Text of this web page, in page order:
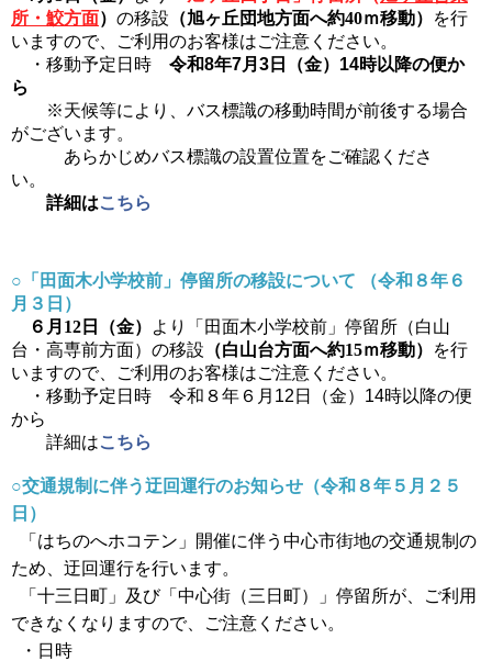
所・鮫方面） の移設 （旭ヶ丘団地方面へ約40ｍ移動）
を行
いますので、
ご利用のお客様はご注意ください。
・移動予定日時 令和8年7月3日（金）14時以降の便か
ら
※天候等により、バス標識の移動時間が前後する場合
がございます。
あらかじめバス標識の設置位置をご確認くださ
い。
詳細はこちら
○「田面木小学校前」停留所の移設について （令和８年６
月３日）
６月12日（金）
より「田面木小学校前」停留所（白山
台・高専前方面）の移設 （白山台方面へ約15ｍ移動）
を行
いますので、
ご利用のお客様はご注意ください。
・移動予定日時 令和８年６月12日（金）14時以降の便
から
詳細はこちら
○交通規制に伴う迂回運行のお知らせ（令和８年５月２５
日）
「はちのへホコテン」開催に伴う中心市街地の交通規制の
ため、迂回運行を行います。
「十三日町」及び「中心街（三日町）」停留所が、ご利用
できなくなりますので、ご注意ください。
・日時